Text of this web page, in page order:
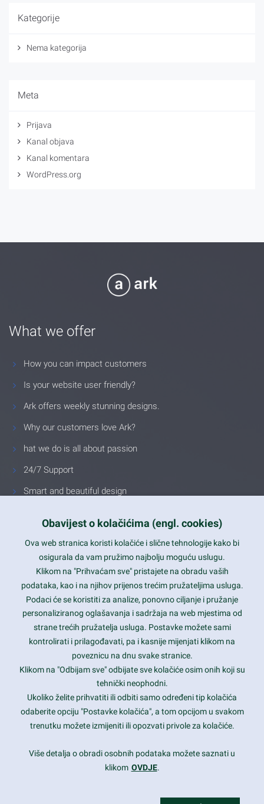
Kategorije
Nema kategorija
Meta
Prijava
Kanal objava
Kanal komentara
WordPress.org
What we offer
How you can impact customers
Is your website user friendly?
Ark offers weekly stunning designs.
Why our customers love Ark?
hat we do is all about passion
24/7 Support
Smart and beautiful design
Latest trends and much more...
Contact Info
1600 Amphitheatre Parkway, Mountain View, CA 94043
prothemes.net@gmail.com
Daily: 9:00 am - 6:00 pm
Sunday: Closed
Copyright 2017FRESHFACE© All Rights Reserved
Obavijest o kolačićima (engl. cookies)
Ova web stranica koristi kolačiće i slične tehnologije kako bi
osigurala da vam pružimo najbolju moguću uslugu.
Klikom na "Prihvaćam sve" pristajete na obradu vaših
podataka, kao i na njihov prijenos trećim pružateljima usluga.
Podaci će se koristiti za analize, ponovno ciljanje i pružanje
personaliziranog oglašavanja i sadržaja na web mjestima od
strane trećih pružatelja usluga. Postavke možete sami
kontrolirati i prilagođavati, pa i kasnije mijenjati klikom na
poveznicu na dnu svake stranice.
Klikom na "Odbijam sve" odbijate sve kolačiće osim onih koji su
tehnički neophodni.
Ukoliko želite prihvatiti ili odbiti samo određeni tip kolačića
odaberite opciju "Postavke kolačića", a tom opcijom u svakom
trenutku možete izmijeniti ili opozvati privole za kolačiće.
Više detalja o obradi osobnih podataka možete saznati u
klikom OVDJE.